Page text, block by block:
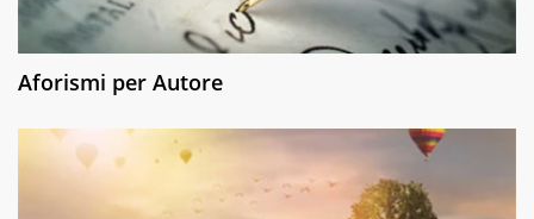
Aforismi per Autore